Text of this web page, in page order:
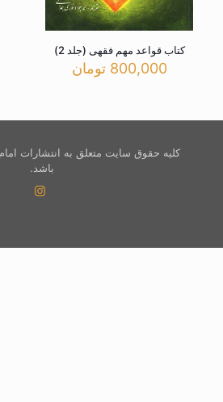
کتاب قواعد مهم فقهی (جلد 2)
800,000 تومان
کلیه حقوق سایت متعلق به انتشارات
باشد.